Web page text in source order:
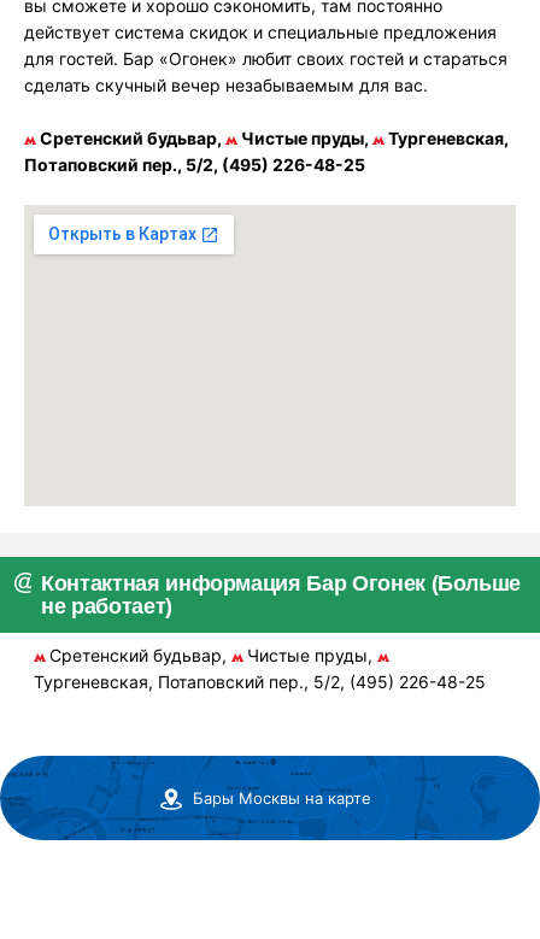
вы сможете и хорошо сэкономить, там постоянно
действует система скидок и специальные предложения
для гостей. Бар «Огонек» любит своих гостей и стараться
сделать скучный вечер незабываемым для вас.
Сретенский будьвар, Чистые пруды,
Тургеневская,
Потаповский пер., 5/2, (495) 226-48-25
Контактная информация Бар Огонек (Больше
не работает)
Сретенский будьвар,
Чистые пруды,
Тургеневская, Потаповский пер., 5/2, (495) 226-48-25
Бары Москвы на карте